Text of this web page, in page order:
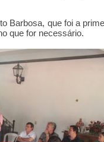
Barbosa, que foi a
que for necessário.